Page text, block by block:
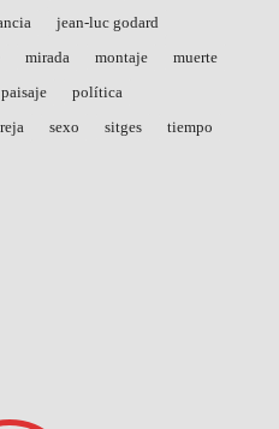
jean-luc godard
mirada montaje
muerte
paisaje
política
sexo sitges
tiempo